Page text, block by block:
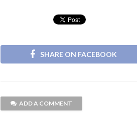
SHARE ON FACEBOOK
ADD A COMMENT